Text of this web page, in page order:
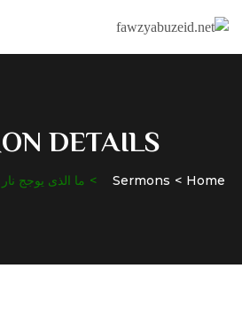
DETAILS
Home
Sermons ما الذى يوجج